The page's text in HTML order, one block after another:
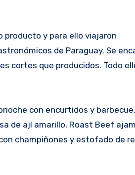
producto y para ello viajaron
de Paraguay. Se
cortes que producidos. Todo
con encurtidos y
de ají amarillo, Roast Beef
champiñones y estofado de